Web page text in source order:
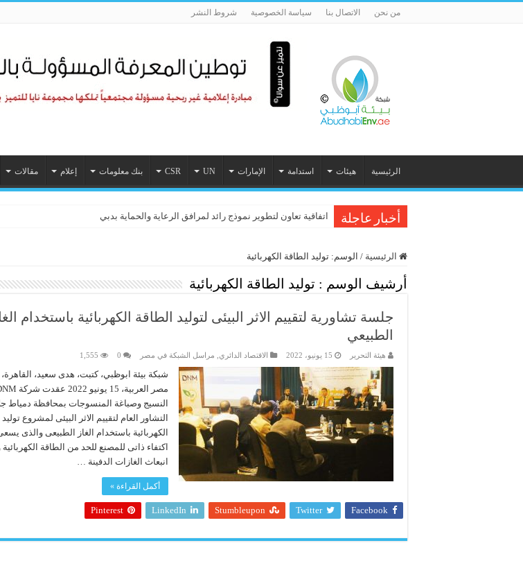
من نحن الاتصال بنا سياسة الخصوصية شروط النشر
الرئيسية هيئات استدامة الإمارات UN
CSR بنك معلومات إعلام مقالات
أخبار عاجلة اتفاقية تعاون لتطوير نموذج رائد لمرافق الرعاية والحماية بدبي
الرئيسية / الوسم: توليد الطاقة الكهربائية
أرشيف الوسم : توليد الطاقة الكهربائية
جلسة تشاورية لتقييم الاثر البيئى لتوليد الطاقة الكهربائية باستخدام
الطبيعي
هيئة التحرير 15 يونيو، 2022 الاقتصاد الدائري مراسل الشبكة في مصر 0
1,555
شبكة بيئة ابوظبي، كتبت، هدى سعيد،
النسيج وصباغة المنسوجات بمحافظة دمياط
التشاور العام لتقييم الاثر البيئى لمشروع
الكهربائية باستخدام الغاز الطبيعى والذى
اكتفاء ذاتى للمصنع للحد من الطاقة
انبعاث الغازات الدفينة …
أكمل القراءة »
Facebook
Twitter
Stumbleupon
LinkedIn
Pinterest